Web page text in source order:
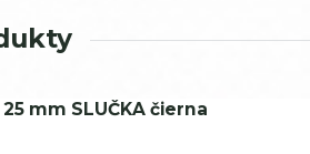
mm SLUČKA čierna